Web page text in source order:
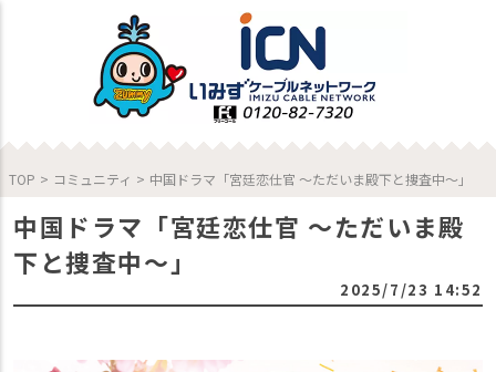
TOP > コミュニティ > 中国ドラマ「宮廷恋仕官 ～ただいま殿下と捜査中～」
中国ドラマ「宮廷恋仕官 ～ただいま殿
下と捜査中～」
2025/7/23 14:52